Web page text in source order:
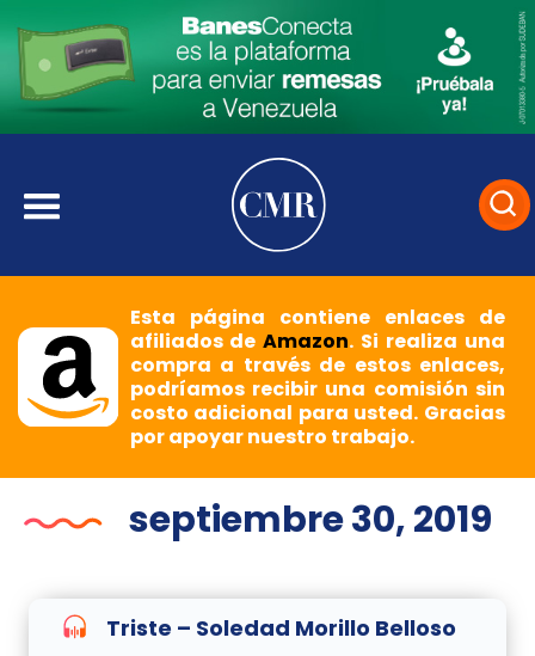
Esta página contiene enlaces de
afiliados deAmazon. Si realiza una
compra a través de estos enlaces,
podríamos recibir una comisión sin
costo adicional para usted. Gracias
por apoyar nuestro trabajo.
septiembre 30, 2019
Triste – Soledad Morillo Belloso